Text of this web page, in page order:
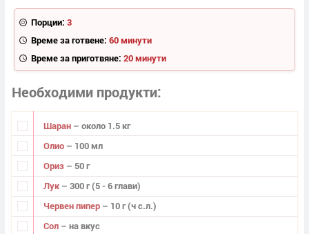
Порции: 3
Време за готвене: 60 минути
Време за приготвяне: 20 минути
Необходими продукти
Шаран – около 1.5 кг
Олио – 100 мл
Ориз – 50 г
Лук – 300 г (5 - 6 глави)
Червен пипер – 10 г (ч с.л.)
Сол – на вкус